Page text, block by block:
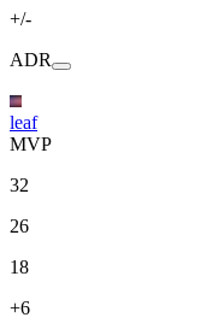
+/-
ADR
leaf
MVP
32
26
18
+6